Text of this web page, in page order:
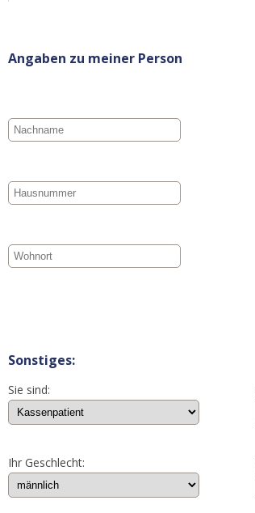
Angaben zu meiner Person
Sonstiges:
Sie sind:
Ihr Geschlecht: